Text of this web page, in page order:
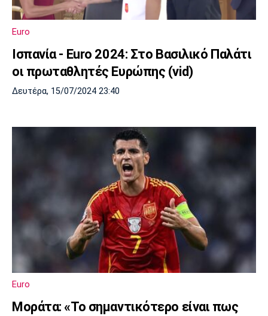
Euro
Ισπανία - Euro 2024: Στο Βασιλικό Παλάτι
οι πρωταθλητές Ευρώπης (vid)
Δευτέρα, 15/07/2024 23:40
Euro
Μοράτα: «Το σημαντικότερο είναι πως